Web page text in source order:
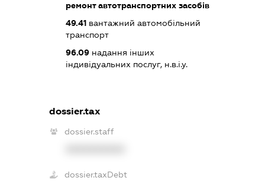
ремонт автотранспортних засобів
49.41 вантажний автомобільний
транспорт
96.09 надання інших
індивідуальних послуг, н.в.і.у.
dossier.tax
dossier.staff
dossier.taxDebt